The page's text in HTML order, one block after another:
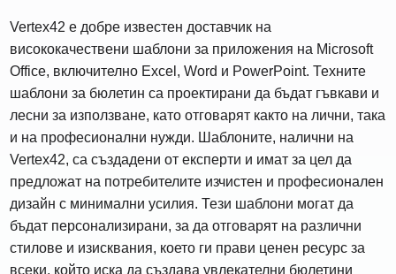
Vertex42 е добре известен доставчик на
висококачествени шаблони за приложения на Microsoft
Office, включително Excel, Word и PowerPoint. Техните
шаблони за бюлетин са проектирани да бъдат гъвкави и
лесни за използване, като отговарят както на лични, така
и на професионални нужди. Шаблоните, налични на
Vertex42, са създадени от експерти и имат за цел да
предложат на потребителите изчистен и професионален
дизайн с минимални усилия. Тези шаблони могат да
бъдат персонализирани, за да отговарят на различни
стилове и изисквания, което ги прави ценен ресурс за
всеки, който иска да създава увлекателни бюлетини